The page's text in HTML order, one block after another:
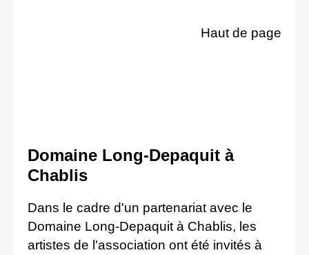
Haut de page
Domaine Long-Depaquit à
Chablis
Dans le cadre d'un partenariat avec le
Domaine Long-Depaquit à Chablis, les
artistes de l'association ont été invités à